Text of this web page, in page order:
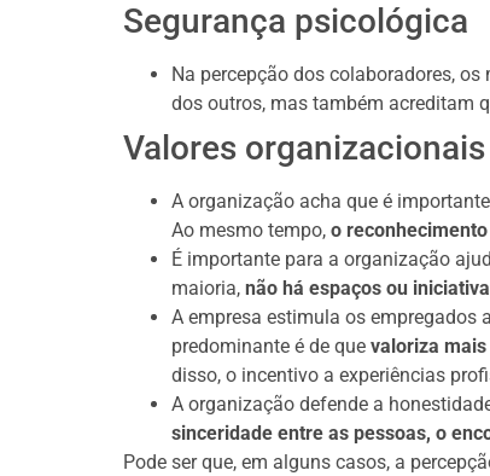
Segurança psicológica
Na percepção dos colaboradores,
dos outros, mas também acreditam
Valores organizacionais
A organização acha que é
Ao mesmo tempo, o
É importante para a organização
maioria, não há espaços ou
A empresa estimula os empregados
predominante é de que valoriza
disso, o incentivo a experiências
A organização defende a
sinceridade entre as pessoas, o
Pode ser que, em alguns casos, a